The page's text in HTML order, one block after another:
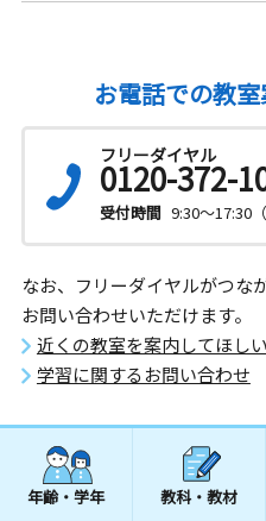
お電話での教
フリーダイヤル
0120-372-
受付時間 9:30～17:30
なお、フリーダイヤルがつな
お問い合わせいただけます。
近くの教室を案内してほしい
学習に関するお問い合わせ
年齢・学年 教科・教材